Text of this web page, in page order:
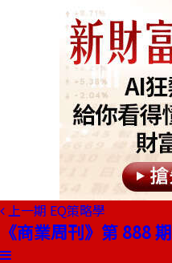
上一期 EQ策略學
《商業周刊》第 888 期